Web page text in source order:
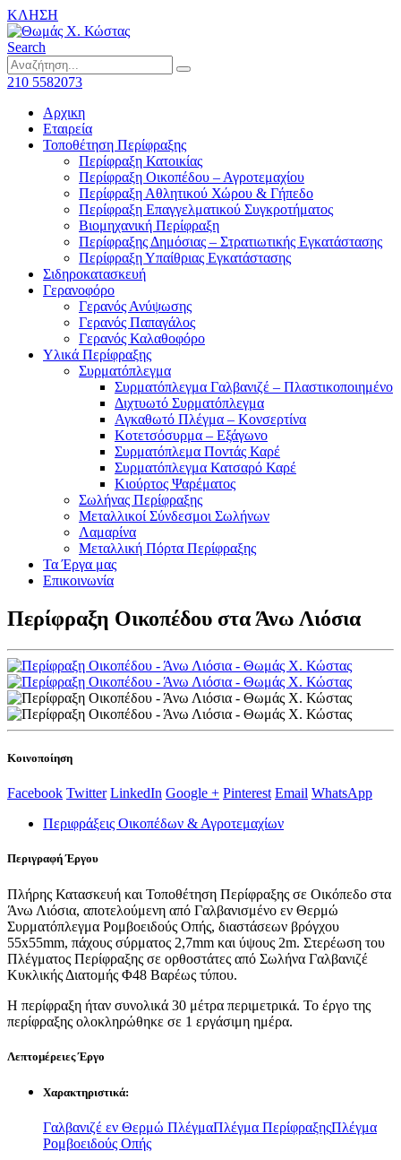
ΚΛΗΣΗ
Search
210 5582073
Αρχικη
Εταιρεία
Τοποθέτηση Περίφραξης
Περίφραξη Κατοικίας
Περίφραξη Οικοπέδου – Αγροτεμαχίου
Περίφραξη Αθλητικού Χώρου & Γήπεδο
Περίφραξη Επαγγελματικού Συγκροτήματος
Βιομηχανική Περίφραξη
Περίφραξης Δημόσιας – Στρατιωτικής Εγκατάστασης
Περίφραξη Υπαίθριας Εγκατάστασης
Σιδηροκατασκευή
Γερανοφόρο
Γερανός Ανύψωσης
Γερανός Παπαγάλος
Γερανός Καλαθοφόρο
Υλικά Περίφραξης
Συρματόπλεγμα
Συρματόπλεγμα Γαλβανιζέ – Πλαστικοποιημένο
Διχτυωτό Συρματόπλεγμα
Αγκαθωτό Πλέγμα – Κονσερτίνα
Κοτετσόσυρμα – Εξάγωνο
Συρματόπλεμα Ποντάς Καρέ
Συρματόπλεγμα Κατσαρό Καρέ
Κιούρτος Ψαρέματος
Σωλήνας Περίφραξης
Μεταλλικοί Σύνδεσμοι Σωλήνων
Λαμαρίνα
Μεταλλική Πόρτα Περίφραξης
Τα Έργα μας
Επικοινωνία
Περίφραξη Οικοπέδου στα Άνω Λιόσια
Κοινοποίηση
Facebook Twitter LinkedIn Google + Pinterest Email WhatsApp
Περιφράξεις Οικοπέδων & Αγροτεμαχίων
ΠεριγραφήΈργου
Πλήρης Κατασκευή και Τοποθέτηση Περίφραξης σε Οικόπεδο στα
Άνω Λιόσια, αποτελούμενη από Γαλβανισμένο εν Θερμώ
Συρματόπλεγμα Ρομβοειδούς Οπής, διαστάσεων βρόγχου
55x55mm, πάχους σύρματος 2,7mm και ύψους 2m. Στερέωση του
Πλέγματος Περίφραξης σε ορθοστάτες από Σωλήνα Γαλβανιζέ
Κυκλικής Διατομής Φ48 Βαρέως τύπου.
Η περίφραξη ήταν συνολικά 30 μέτρα περιμετρικά. Το έργο της
περίφραξης ολοκληρώθηκε σε 1 εργάσιμη ημέρα.
ΛεπτομέρειεςΈργο
Χαρακτηριστικά:
Γαλβανιζέ εν Θερμώ ΠλέγμαΠλέγμα ΠερίφραξηςΠλέγμα
Ρομβοειδούς Οπής